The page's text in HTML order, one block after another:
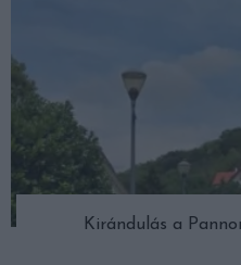
Kirándulás a